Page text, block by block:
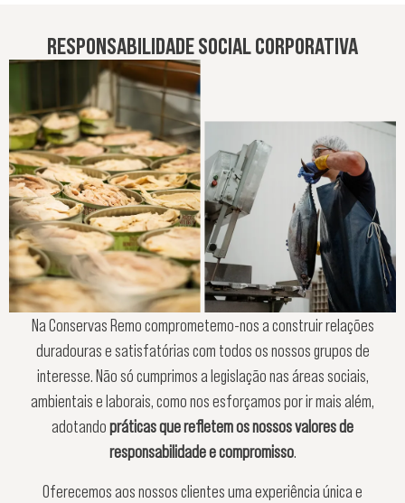
RESPONSABILIDADE SOCIAL CORPORATIVA
Na Conservas Remo comprometemo-nos a construir relações
duradouras e satisfatórias com todos os nossos grupos de
interesse. Não só cumprimos a legislação nas áreas sociais,
ambientais e laborais, como nos esforçamos por ir mais além,
adotandopráticas que refletem os nossos valores de
responsabilidade e compromisso.
Oferecemos aos nossos clientes uma experiência única e